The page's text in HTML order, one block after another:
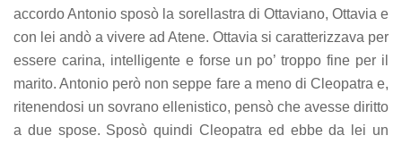
accordo Antonio sposò la sorellastra di Ottaviano, Ottavia e
con lei andò a vivere ad Atene. Ottavia si caratterizzava per
essere carina, intelligente e forse un po’ troppo fine per il
marito. Antonio però non seppe fare a meno di Cleopatra e,
ritenendosi un sovrano ellenistico, pensò che avesse diritto
a due spose. Sposò quindi Cleopatra ed ebbe da lei un